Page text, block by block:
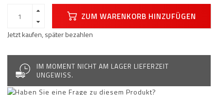
ZUM WARENKORB HINZUFÜGEN
Jetzt kaufen, später bezahlen
IM MOMENT NICHT AM LAGER LIEFERZEIT
UNGEWISS.